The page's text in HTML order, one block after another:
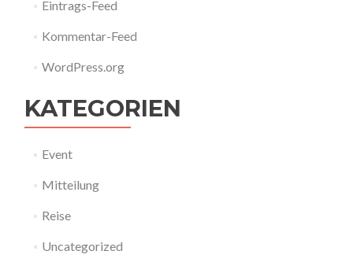
Eintrags-Feed
Kommentar-Feed
WordPress.org
KATEGORIEN
Event
Mitteilung
Reise
Uncategorized